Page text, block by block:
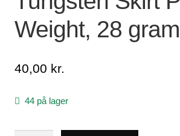
Lagersalg
Weight, 28 gram
40,00 kr.
44 på lager